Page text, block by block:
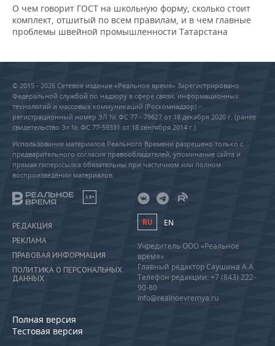
О чем говорит ГОСТ на школьную форму, сколько стоит
комплект, отшитый по всем правилам, и в чем главные
проблемы швейной промышленности Татарстана
© 2015 - 2026 Сетевое издание «Реальное время» Зарегистрировано
Федеральной службой по надзору в сфере связи, информационных
технологий и массовых коммуникаций (Роскомнадзор) –
регистрационный номер ЭЛ № ФС 77 - 79627 от 18 декабря 2020 г. (ранее
свидетельство Эл № ФС 77-59331 от 18 сентября 2014 г.)
Использование материалов Реального Времени разрешено только с
предварительного согласия правообладателей, упоминание сайта и
прямая гиперссылка обязательны при частичном или полном
воспроизведении материалов.
18+
РЕДАКЦИЯ
РЕКЛАМА
ПРАВОВАЯ ИНФОРМАЦИЯ
ПОЛИТИКА О ПЕРСОНАЛЬНЫХ
ДАННЫХ
Полная версия
Тестовая версия
RU EN
Учредитель ООО «Реальное
время»
Главный редактор Саушина А.А.
Телефон редакции: +7 (843) 222-
90-80
info@realnoevremya.ru